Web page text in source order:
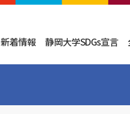
新着情報 静岡大学SDGs宣言